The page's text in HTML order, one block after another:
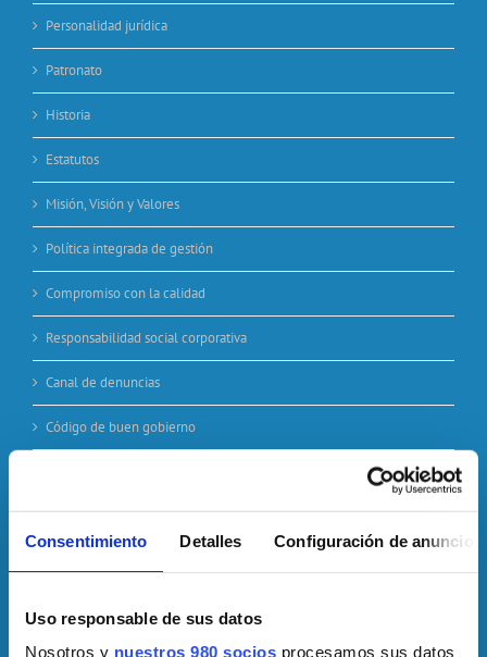
Consentimiento Detalles Configuración de anuncios
Uso responsable de sus datos
Nosotros y nuestros 980 socios procesamos sus datos
Personalidad jurídica
Patronato
Historia
Estatutos
Misión, Visión y Valores
Política integrada de gestión
Compromiso con la calidad
Responsabilidad social corporativa
Canal de denuncias
Código de buen gobierno
Informes de inversiones financieras
Identidad corporativa (logos)